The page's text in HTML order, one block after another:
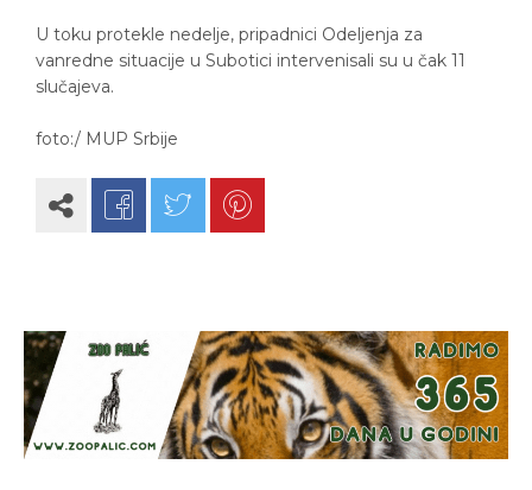
U toku protekle nedelje, pripadnici Odeljenja za
vanredne situacije u Subotici intervenisali su u čak 11
slučajeva.
foto:/ MUP Srbije